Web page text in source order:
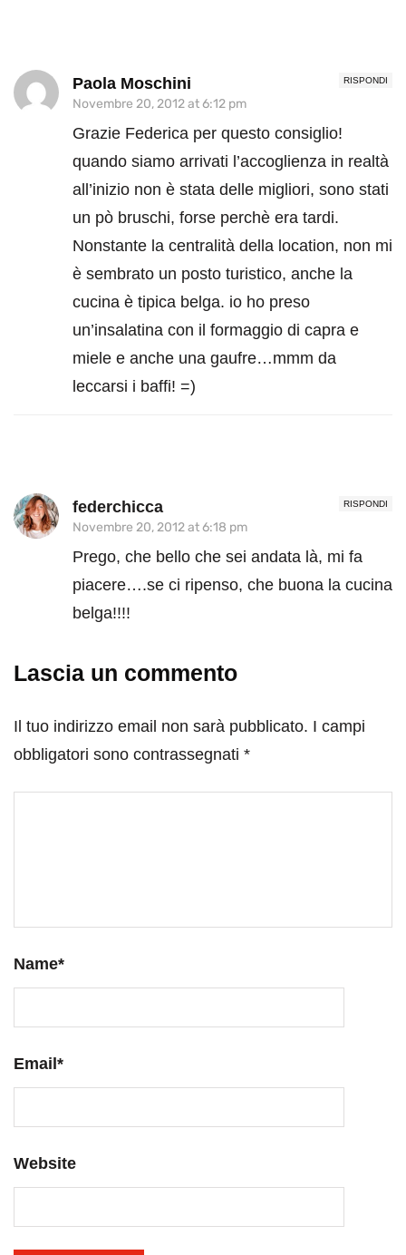
RISPONDI
Paola Moschini
Novembre 20, 2012 at 6:12 pm
Grazie Federica per questo consiglio!
quando siamo arrivati l’accoglienza in realtà
all’inizio non è stata delle migliori, sono stati
un pò bruschi, forse perchè era tardi.
Nonstante la centralità della location, non mi
è sembrato un posto turistico, anche la
cucina è tipica belga. io ho preso
un’insalatina con il formaggio di capra e
miele e anche una gaufre…mmm da
leccarsi i baffi! =)
RISPONDI
federchicca
Novembre 20, 2012 at 6:18 pm
Prego, che bello che sei andata là, mi fa
piacere….se ci ripenso, che buona la cucina
belga!!!!
Lascia un commento
Il tuo indirizzo email non sarà pubblicato. I campi
obbligatori sono contrassegnati *
Name*
Email*
Website